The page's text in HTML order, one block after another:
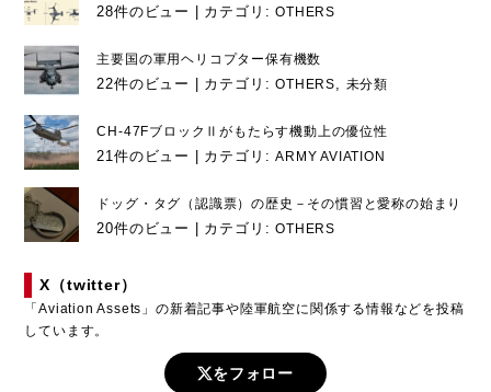
28件のビュー カテゴリ:OTHERS
主要国の軍用ヘリコプター保有機数
22件のビュー カテゴリ:OTHERS, 未分類
CH-47FブロックⅡがもたらす機動上の優位性
21件のビュー カテゴリ:ARMY AVIATION
ドッグ・タグ（認識票）の歴史－その慣習と愛称の始まり
20件のビュー カテゴリ:OTHERS
X（twitter）
「Aviation Assets」の新着記事や陸軍航空に関係する情報などを投稿
しています。
をフォロー